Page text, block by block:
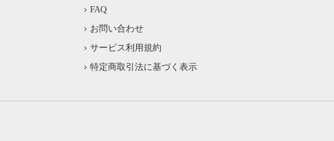
FAQ
お問い合わせ
サービス利用規約
特定商取引法に基づく表示